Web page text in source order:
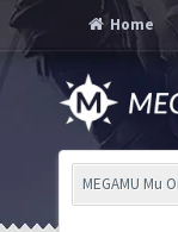
Home
MEGAMU Mu